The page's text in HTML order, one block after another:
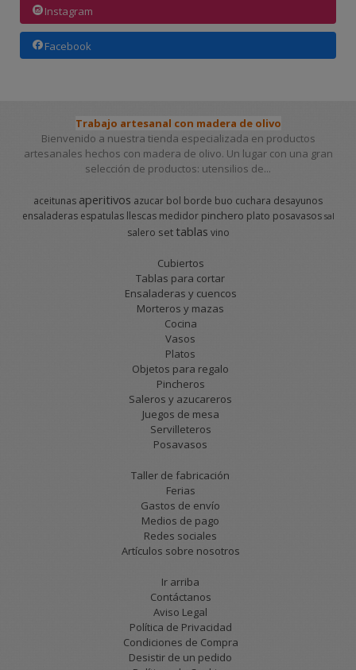
Instagram
Facebook
Trabajo artesanal con madera de olivo
Bienvenido a nuestra tienda especializada en productos
artesanales hechos con madera de olivo. Un lugar con una gran
selección de productos: utensilios de...
aceitunas aperitivos azucar bol borde buo cuchara desayunos
ensaladeras espatulas llescas medidor pinchero plato posavasos sal
salero set tablas vino
Cubiertos
Tablas para cortar
Ensaladeras y cuencos
Morteros y mazas
Cocina
Vasos
Platos
Objetos para regalo
Pincheros
Saleros y azucareros
Juegos de mesa
Servilleteros
Posavasos
Taller de fabricación
Ferias
Gastos de envío
Medios de pago
Redes sociales
Artículos sobre nosotros
Ir arriba
Contáctanos
Aviso Legal
Política de Privacidad
Condiciones de Compra
Desistir de un pedido